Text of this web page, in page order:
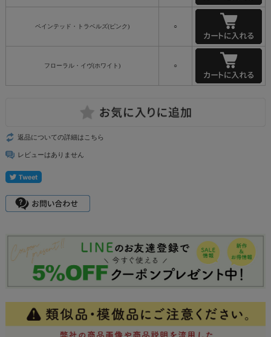
ペインテッド・トラベルズ(ピンク) ○
フローラル・イヴ(ホワイト) ○
返品についての詳細はこちら
レビューはありません